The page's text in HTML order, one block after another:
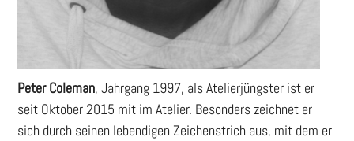
Peter Coleman, Jahrgang 1997, als Atelierjüngster ist er
seit Oktober 2015 mit im Atelier. Besonders zeichnet er
sich durch seinen lebendigen Zeichenstrich aus, mit dem er